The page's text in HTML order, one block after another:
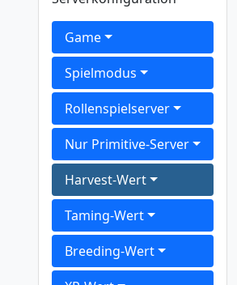
Game
Spielmodus
Rollenspielserver
Nur Primitive-Server
Harvest-Wert
Taming-Wert
Breeding-Wert